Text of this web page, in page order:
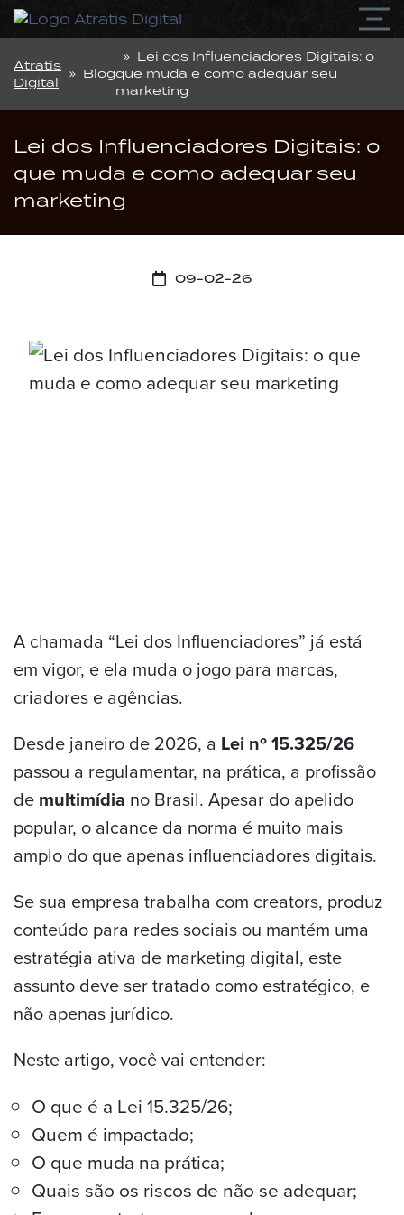
Atratis
Digital
» Blog
» Lei dos Influenciadores Digitais: o
que muda e como adequar seu
marketing
Lei dos Influenciadores Digitais: o
que muda e como adequar seu
marketing
09-02-26
A chamada “Lei dos Influenciadores” já está
em vigor, e ela muda o jogo para marcas,
criadores e agências.
Desde janeiro de 2026, a Lei nº 15.325/26
passou a regulamentar, na prática, a profissão
de multimídia no Brasil. Apesar do apelido
popular, o alcance da norma é muito mais
amplo do que apenas influenciadores digitais.
Se sua empresa trabalha com creators, produz
conteúdo para redes sociais ou mantém uma
estratégia ativa de marketing digital, este
assunto deve ser tratado como estratégico, e
não apenas jurídico.
Neste artigo, você vai entender:
O que é a Lei 15.325/26;
Quem é impactado;
O que muda na prática;
Quais são os riscos de não se adequar;